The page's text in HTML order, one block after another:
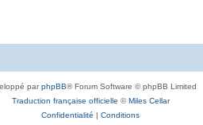
parphpBB® Forum Software © phpBB Limited
Traduction française officielle ©Miles Cellar
Confidentialité | Conditions